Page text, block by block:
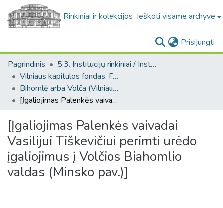
Rinkiniai ir kolekcijos Ieškoti visame archyve
Prisijungti
Pagrindinis
5.3. Institucijų rinkiniai / Institutional collections
Vilniaus kapitulos fondas. F43
Bihomlė arba Volča (Vilniaus kapitulos fondas. F43. Bažnytinės valdos)
[Įgaliojimas Palenkės vaivadai Vasilijui Tiškevičiui perimti urėdo įgaliojimus į Volčios Biahomlio valdas (Minsko pav.)]
[Įgaliojimas Palenkės vaivadai
Vasilijui Tiškevičiui perimti urėdo
įgaliojimus į Volčios Biahomlio
valdas (Minsko pav.)]